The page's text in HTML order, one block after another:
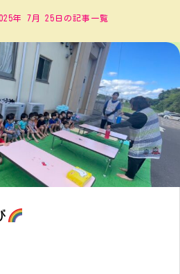
年 7月 25日の記事一覧